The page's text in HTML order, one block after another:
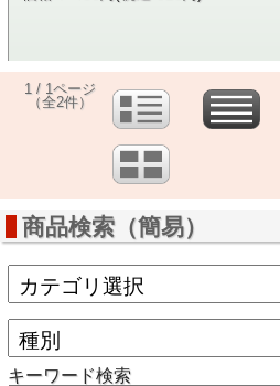
1 / 1ページ
（全2件）
商品検索（簡易）
キーワード検索